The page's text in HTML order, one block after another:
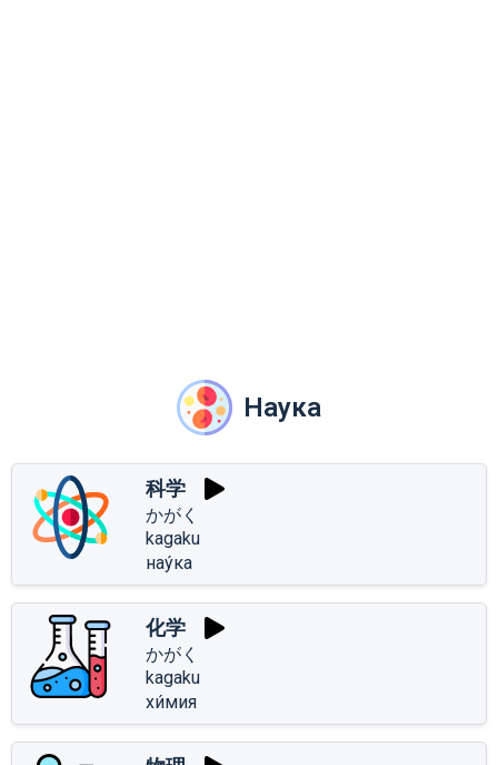
Наука
科学
かがく
kagaku
нау́ка
化学
かがく
kagaku
хи́мия